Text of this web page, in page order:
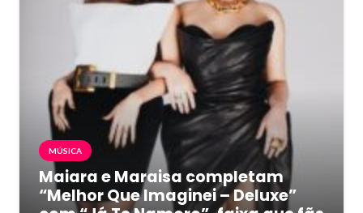
MÚSICA
Maiara e Maraisa completam
“Melhor Que Imaginei – Deluxe”